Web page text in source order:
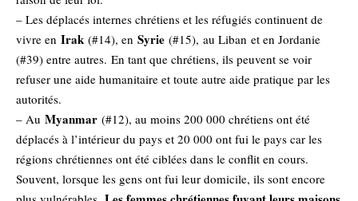
– Les déplacés internes chrétiens et les réfugiés continuent de
vivre en Irak (#14), en Syrie (#15), au Liban et en Jordanie
(#39) entre autres. En tant que chrétiens, ils peuvent se voir
refuser une aide humanitaire et toute autre aide pratique par les
autorités.
– Au Myanmar (#12), au moins 200 000 chrétiens ont été
déplacés à l’intérieur du pays et 20 000 ont fui le pays car les
régions chrétiennes ont été ciblées dans le conflit en cours.
Souvent, lorsque les gens ont fui leur domicile, ils sont encore